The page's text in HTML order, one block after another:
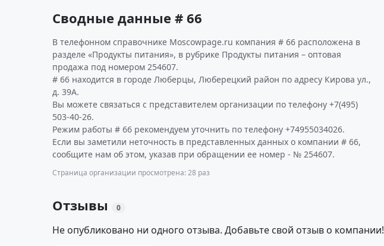
Сводные данные # 66
В телефонном справочнике Moscowpage.ru компания # 66 расположена в
разделе «Продукты питания», в рубрике Продукты питания – оптовая
продажа под номером 254607.
# 66 находится в городе Люберцы, Люберецкий район по адресу Кирова ул.,
д. 39А.
Вы можете связаться с представителем организации по телефону +7(495)
503-40-26.
Режим работы # 66 рекомендуем уточнить по телефону +74955034026.
Если вы заметили неточность в представленных данных о компании # 66,
сообщите нам об этом, указав при обращении ее номер - № 254607.
Страница организации просмотрена: 28 раз
Отзывы 0
Не опубликовано ни одного отзыва. Добавьте свой отзыв о компании!